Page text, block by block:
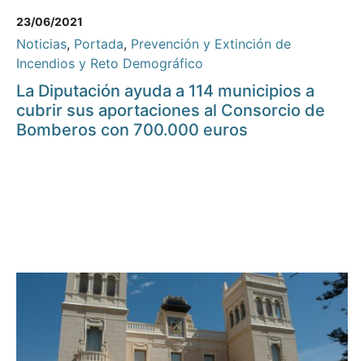
23/06/2021
Noticias, Portada, Prevención y Extinción de
Incendios y Reto Demográfico
La Diputación ayuda a 114 municipios a
cubrir sus aportaciones al Consorcio de
Bomberos con 700.000 euros